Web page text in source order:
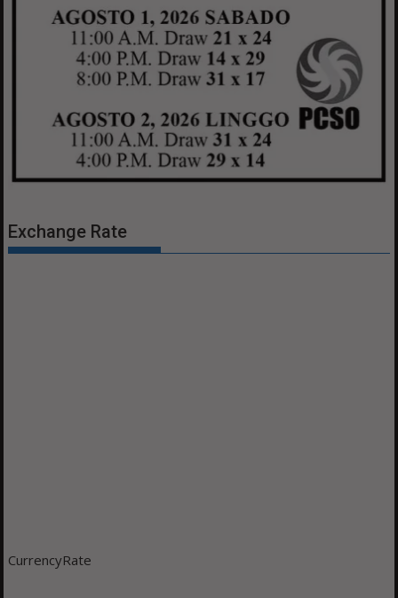
Exchange Rate
CurrencyRate